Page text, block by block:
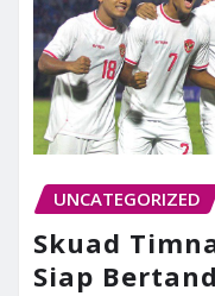
UNCATEGORIZED
Skuad
Siap